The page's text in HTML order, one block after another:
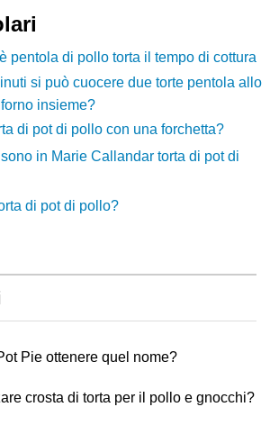
pentola di pollo torta il tempo di cottura
si può cuocere due torte pentola allo
insieme?
di pot di pollo con una forchetta?
in Marie Callandar torta di pot di
di pot di pollo?
Pie ottenere quel nome?
crosta di torta per il pollo e gnocchi?